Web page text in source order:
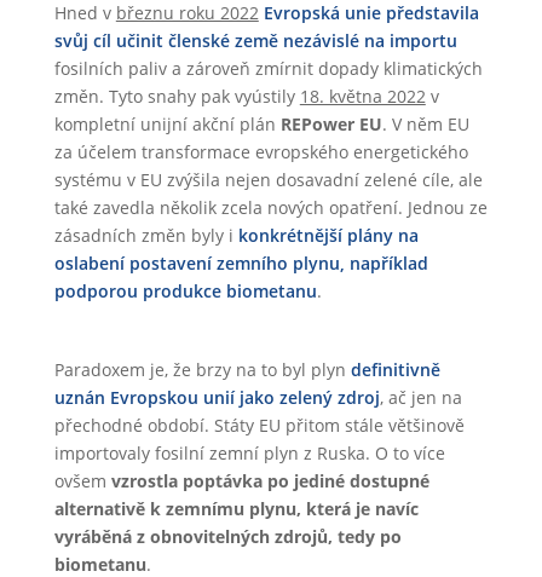
Hned v březnu roku 2022 Evropská unie představila
svůj cíl učinit členské země nezávislé na importu
fosilních paliv a zároveň zmírnit dopady klimatických
změn. Tyto snahy pak vyústily 18. května 2022v
kompletní unijní akční plán REPower EU. V něm EU
za účelem transformace evropského energetického
systému v EU zvýšila nejen dosavadní zelené cíle, ale
také zavedla několik zcela nových opatření. Jednou ze
zásadních změn byly i konkrétnější plány na
oslabení postavení zemního plynu, například
podporou produkce biometanu.
Paradoxem je, že brzy na to byl plyn definitivně
uznán Evropskou unií jako zelený zdroj, ač jen na
přechodné období. Státy EU přitom stále většinově
importovaly fosilní zemní plyn z Ruska. O to více
ovšem vzrostla poptávka po jediné dostupné
alternativě k zemnímu plynu, která je navíc
vyráběná z obnovitelných zdrojů, tedy po
biometanu.